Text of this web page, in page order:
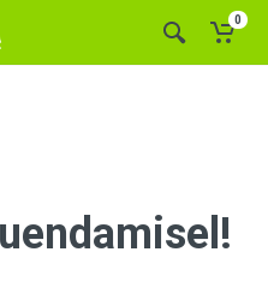
0